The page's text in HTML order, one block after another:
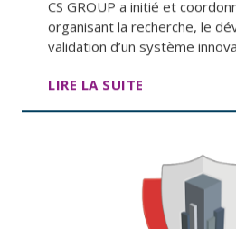
CS GROUP a initié et
organisant la recherche, le
validation d’un système
LIRE LA SUITE